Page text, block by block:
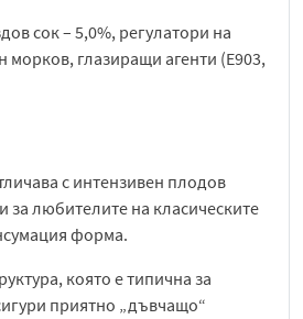
сок – 5,0%, регулатори на
морков, глазиращи агенти (E903,
с интензивен плодов
за любителите на класическите
форма.
която е типична за
приятно „дъвчащо“